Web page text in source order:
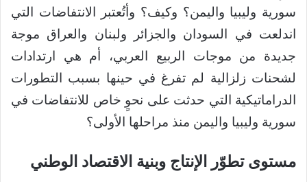
سورية وليبيا واليمن؟ وكيف؟ وأتُعتبر الانتفاضات التي
اندلعت في السودان والجزائر ولبنان والعراق موجة
جديدة من موجات الربيع العربي، أم هي ارتدادات
لشحنات زلزالية لم تفرغ في حينها بسبب التطورات
الدراماتيكية التي حدثت على نحوٍ خاص للانتفاضات في
سورية وليبيا واليمن منذ مراحلها الأولى؟
مستوى تطوّر الإنتاج وبنية الاقتصاد الوطني